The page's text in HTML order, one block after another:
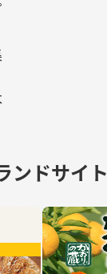
ンドサイト